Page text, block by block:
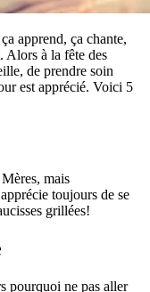
apprend, ça chante,
Alors à la fête des
de prendre soin
est apprécié. Voici 5
mais
toujours de se
grillées!
pourquoi ne pas aller